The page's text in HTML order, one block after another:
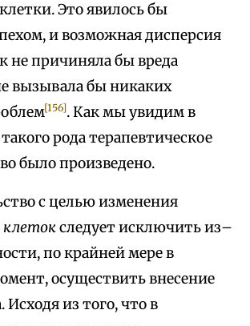
Это явилось бы
и возможная дисперсия
не причиняла бы вреда
вызывала бы никаких
[156]. Как мы увидим в
рода терапевтическое
было произведено.
с целью изменения
следует исключить из–
по крайней мере в
осуществить внесение
Исходя из того, что в